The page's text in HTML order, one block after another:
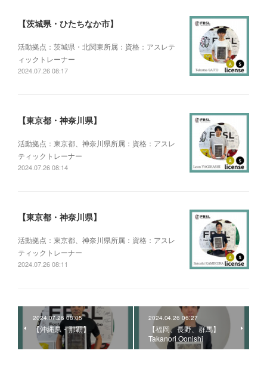
【茨城県・ひたちなか市】
活動拠点：茨城県・北関東所属：資格：アスレテ
ィックトレーナー
2024.07.26 08:17
【東京都・神奈川県】
活動拠点：東京都、神奈川県所属：資格：アスレ
ティックトレーナー
2024.07.26 08:14
【東京都・神奈川県】
活動拠点：東京都、神奈川県所属：資格：アスレ
ティックトレーナー
2024.07.26 08:11
2024.07.26 08:05
【沖縄県・那覇】
2024.04.26 06:27
【福岡、長野、群馬】
Takanori Oonishi